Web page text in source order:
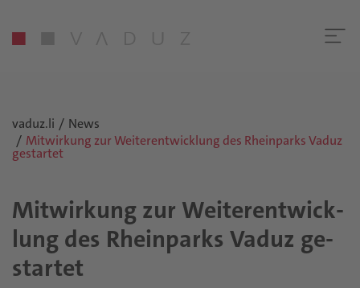
vaduz.li
News
Mitwirkung zur Weiterentwicklung des Rheinparks Vaduz
gestartet
Mit­wir­kung zur Wei­ter­ent­wick­
lung des Rhein­parks Vaduz ge­
star­tet